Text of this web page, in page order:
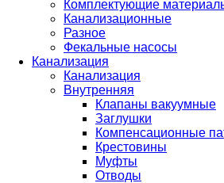
Комплектующие
Канализационные
Разное
Фекальные насосы
Канализация
Канализация
Внутренняя
Клапаны вакуумные
Заглушки
Компенсационные
Крестовины
Муфты
Отводы